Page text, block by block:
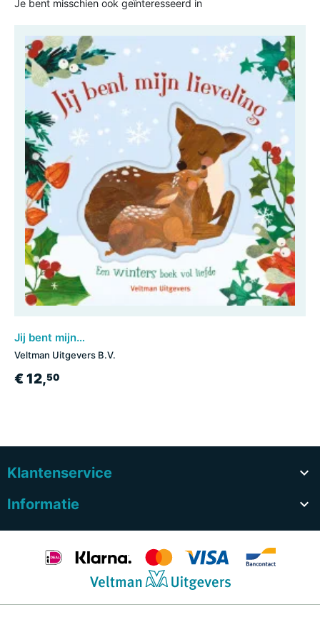
Je bent misschien ook geïnteresseerd in
Jij bent mijn lieveling - een winters boek vol liefde
Veltman Uitgevers B.V.
€ 12,50
Klantenservice

Informatie
